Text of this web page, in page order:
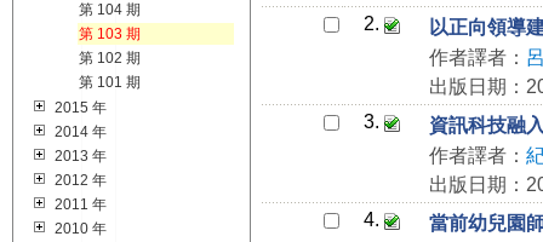
第 104 期
第 103 期
第 102 期
第 101 期
2015 年
2014 年
2013 年
2012 年
2011 年
2010 年
2.
以正向領導
作者譯者：
出版日期：
3.
資訊科技融
作者譯者：
出版日期：
4.
當前幼兒園